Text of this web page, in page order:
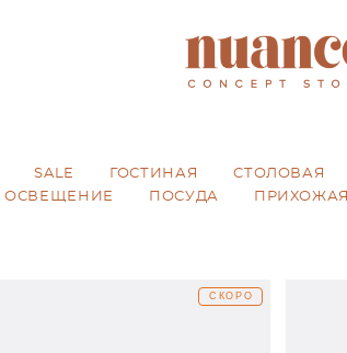
SALE ГОСТИНАЯ CТОЛОВАЯ
ОСВЕЩЕНИЕ ПОСУДА ПРИХОЖАЯ
СКОРО